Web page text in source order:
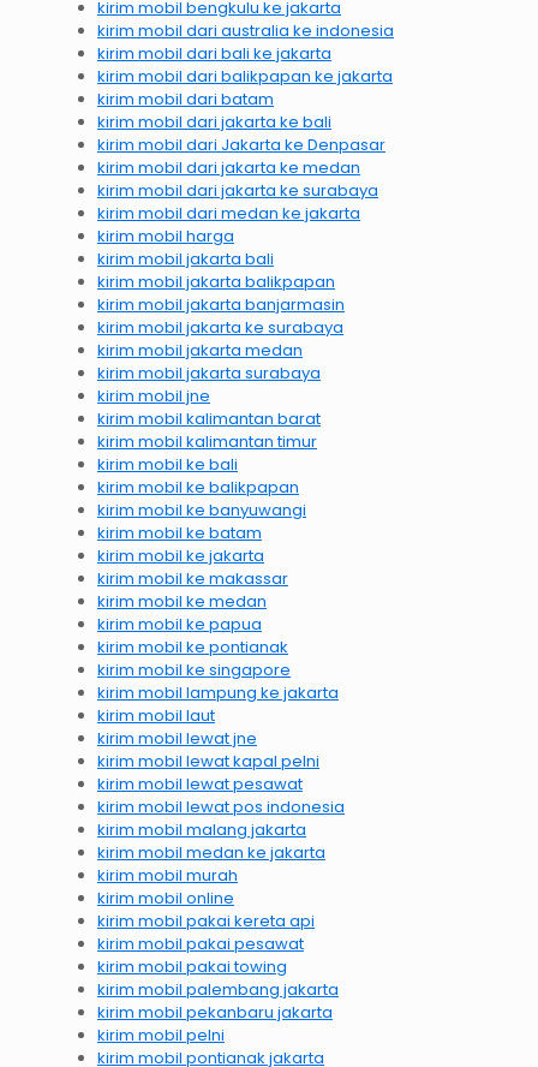
kirim mobil bengkulu ke jakarta
kirim mobil dari australia ke indonesia
kirim mobil dari bali ke jakarta
kirim mobil dari balikpapan ke jakarta
kirim mobil dari batam
kirim mobil dari jakarta ke bali
kirim mobil dari Jakarta ke Denpasar
kirim mobil dari jakarta ke medan
kirim mobil dari jakarta ke surabaya
kirim mobil dari medan ke jakarta
kirim mobil harga
kirim mobil jakarta bali
kirim mobil jakarta balikpapan
kirim mobil jakarta banjarmasin
kirim mobil jakarta ke surabaya
kirim mobil jakarta medan
kirim mobil jakarta surabaya
kirim mobil jne
kirim mobil kalimantan barat
kirim mobil kalimantan timur
kirim mobil ke bali
kirim mobil ke balikpapan
kirim mobil ke banyuwangi
kirim mobil ke batam
kirim mobil ke jakarta
kirim mobil ke makassar
kirim mobil ke medan
kirim mobil ke papua
kirim mobil ke pontianak
kirim mobil ke singapore
kirim mobil lampung ke jakarta
kirim mobil laut
kirim mobil lewat jne
kirim mobil lewat kapal pelni
kirim mobil lewat pesawat
kirim mobil lewat pos indonesia
kirim mobil malang jakarta
kirim mobil medan ke jakarta
kirim mobil murah
kirim mobil online
kirim mobil pakai kereta api
kirim mobil pakai pesawat
kirim mobil pakai towing
kirim mobil palembang jakarta
kirim mobil pekanbaru jakarta
kirim mobil pelni
kirim mobil pontianak jakarta